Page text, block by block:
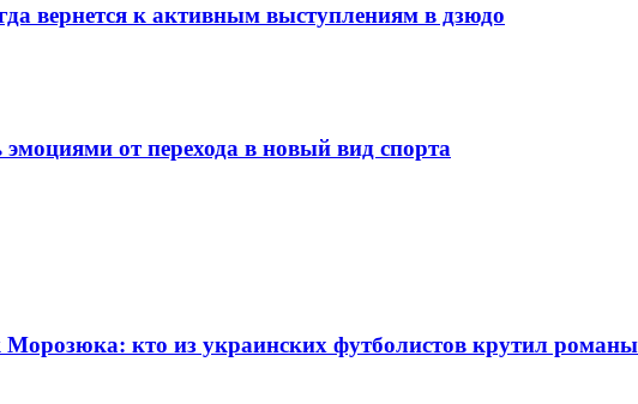
вернется к активным выступлениям в дзюдо
от перехода в новый вид спорта
кто из украинских футболистов крутил романы